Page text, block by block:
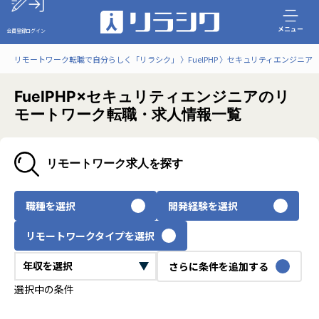
会員登録ログイン メニュー
リモートワーク転職で自分らしく「リラシク」 FuelPHP セキュリティエンジニア
FuelPHP×セキュリティエンジニアのリ
モートワーク転職・求人情報一覧
リモートワーク求人を探す
職種を選択 開発経験を選択
リモートワークタイプを選択
さらに条件を追加する
選択中の条件